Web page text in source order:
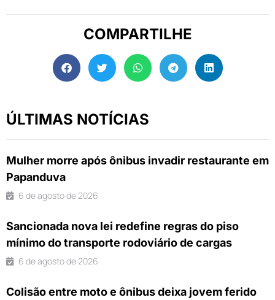
COMPARTILHE
ÚLTIMAS NOTÍCIAS
Mulher morre após ônibus invadir restaurante em
Papanduva
6 de agosto de 2026
Sancionada nova lei redefine regras do piso
mínimo do transporte rodoviário de cargas
6 de agosto de 2026
Colisão entre moto e ônibus deixa jovem ferido